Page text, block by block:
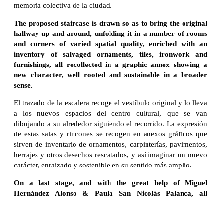
memoria colectiva de la ciudad.
The proposed staircase is drawn so as to bring the original
hallway up and around, unfolding it in a number of rooms
and corners of varied spatial quality, enriched with an
inventory of salvaged ornaments, tiles, ironwork and
furnishings, all recollected in a graphic annex showing a
new character, well rooted and sustainable in a broader
sense.
El trazado de la escalera recoge el vestíbulo original y lo lleva
a los nuevos espacios del centro cultural, que se van
dibujando a su alrededor siguiendo el recorrido. La expresión
de estas salas y rincones se recogen en anexos gráficos que
sirven de inventario de ornamentos, carpinterías, pavimentos,
herrajes y otros desechos rescatados, y así imaginar un nuevo
carácter, enraizado y sostenible en su sentido más amplio.
On a last stage, and with the great help of Miguel
Hernández Alonso & Paula San Nicolás Palanca, all